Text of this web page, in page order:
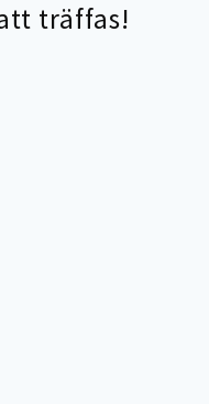
träffas!